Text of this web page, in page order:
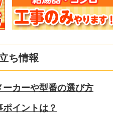
ち情報
カーや型番の選び方
イントは？